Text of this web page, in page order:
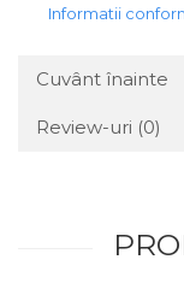
Informatii
Cuvânt înainte
Review-uri (0)